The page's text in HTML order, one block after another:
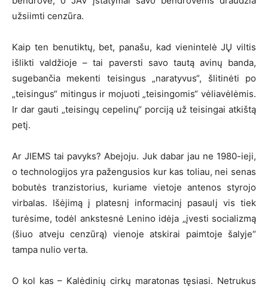
užsiimti cenzūra.
Kaip ten benutiktų, bet, panašu, kad vienintelė JŲ viltis
išlikti valdžioje – tai paversti savo tautą avinų banda,
sugebančia mekenti teisingus „naratyvus“, šlitinėti po
„teisingus“ mitingus ir mojuoti „teisingomis“ vėliavėlėmis.
Ir dar gauti „teisingų cepelinų“ porciją už teisingai atkištą
petį.
Ar JIEMS tai pavyks? Abejoju. Juk dabar jau ne 1980-ieji,
o technologijos yra pažengusios kur kas toliau, nei senas
bobutės tranzistorius, kuriame vietoje antenos styrojo
virbalas. Išėjimą į platesnį informacinį pasaulį vis tiek
turėsime, todėl ankstesnė Lenino idėja „įvesti socializmą
(šiuo atveju cenzūrą) vienoje atskirai paimtoje šalyje“
tampa nulio verta.
O kol kas – Kalėdinių cirkų maratonas tęsiasi. Netrukus